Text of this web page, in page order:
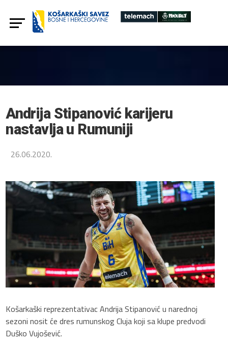
Andrija Stipanović karijeru
nastavlja u Rumuniji
26.06.2020.
Košarkaški reprezentativac Andrija Stipanović u narednoj
sezoni nosit će dres rumunskog Cluja koji sa klupe predvodi
Duško Vujošević.